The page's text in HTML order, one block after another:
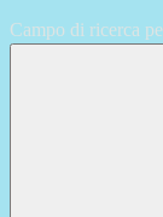
Campo di ricerca